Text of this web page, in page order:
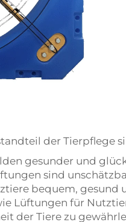
der Tierpflege
gesunder und
sind
bequem, gesund
Lüftungen für
der Tiere zu